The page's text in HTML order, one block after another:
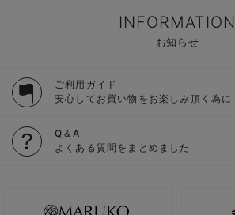
INFORMATION
お知らせ
ご利用ガイド
安心してお買い物をお楽しみ頂く為に
Q＆A
よくある質問をまとめました